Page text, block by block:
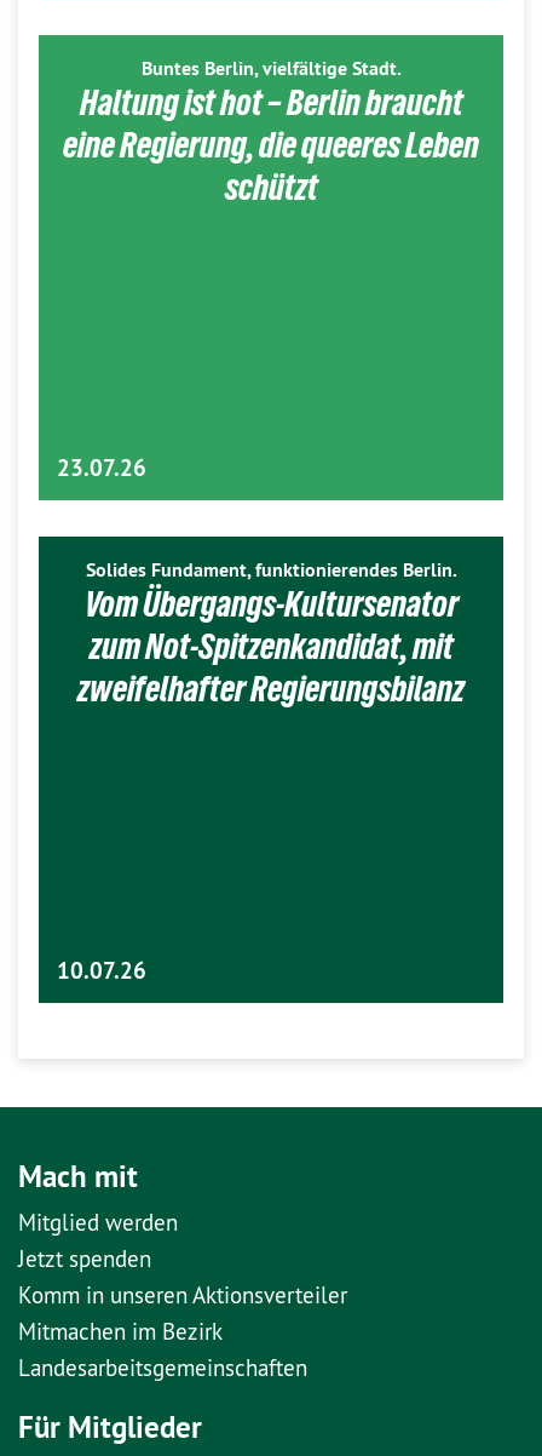
Buntes Berlin, vielfältige Stadt.
Haltung ist hot – Berlin braucht
eine Regierung, die queeres Leben
schützt
23.07.26
Solides Fundament, funktionierendes Berlin.
Vom Übergangs-Kultursenator
zum Not-Spitzenkandidat, mit
zweifelhafter Regierungsbilanz
10.07.26
Mach mit
Mitglied werden
Jetzt spenden
Komm in unseren Aktionsverteiler
Mitmachen im Bezirk
Landesarbeitsgemeinschaften
Für Mitglieder